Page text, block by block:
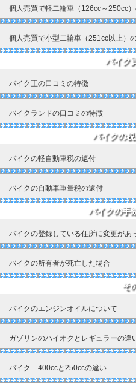
個人売買で軽二輪車（126cc～250cc
個人売買で小型二輪車（251cc以上）
バイク
バイク王の口コミの特徴
バイクランドの口コミの特徴
バイクの
バイクの軽自動車税の還付
バイクの自動車重量税の還付
バイクの手
バイクの登録している住所に変更があ
バイクの所有者が死亡した場合
そ
バイクのエンジンオイルについて
ガゾリンのハイオクとレギュラーの違
バイク 400ccと250ccの違い